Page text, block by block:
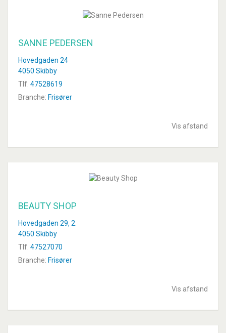
SANNE PEDERSEN
Hovedgaden 24
4050 Skibby
Tlf. 47528619
Branche: Frisører
Vis afstand
BEAUTY SHOP
Hovedgaden 29, 2.
4050 Skibby
Tlf. 47527070
Branche: Frisører
Vis afstand